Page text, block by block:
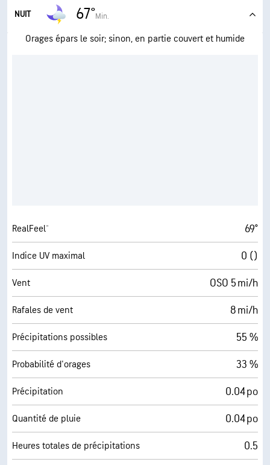
NUIT 67°Min.
Orages épars le soir; sinon, en partie couvert et humide
RealFeel® 69°
Indice UV maximal 0 ()
Vent OSO 5 mi/h
Rafales de vent 8 mi/h
Précipitations possibles 55 %
Probabilité d'orages 33 %
Précipitation 0.04 po
Quantité de pluie 0.04 po
Heures totales de précipitations 0.5